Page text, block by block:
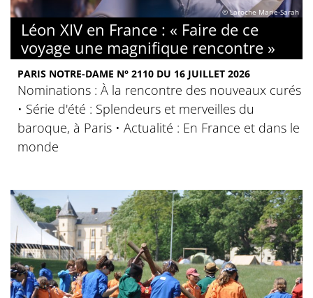
© Laroche Marie-Sarah
Léon XIV en France : « Faire de ce
voyage une magnifique rencontre »
PARIS NOTRE-DAME N° 2110 DU 16 JUILLET 2026
Nominations : À la rencontre des nouveaux curés
• Série d'été : Splendeurs et merveilles du
baroque, à Paris • Actualité : En France et dans le
monde